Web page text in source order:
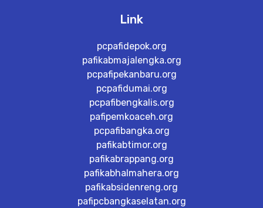
Link
pcpafidepok.org
pafikabmajalengka.org
pcpafipekanbaru.org
pcpafidumai.org
pcpafibengkalis.org
pafipemkoaceh.org
pcpafibangka.org
pafikabtimor.org
pafikabrappang.org
pafikabhalmahera.org
pafikabsidenreng.org
pafipcbangkaselatan.org